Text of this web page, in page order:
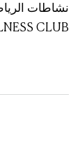
نشاطات
CLUB